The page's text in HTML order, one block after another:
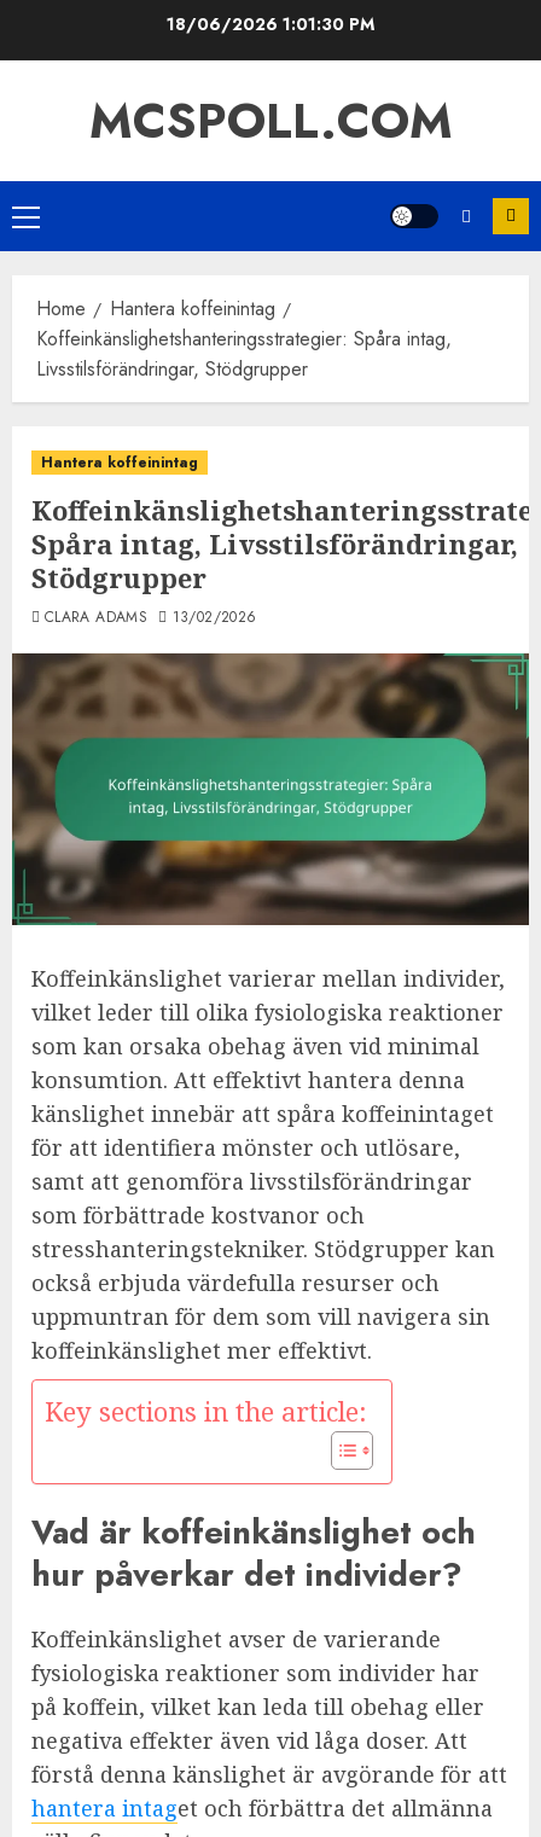
18/06/20261:01:32 PM
MCSPOLL.COM
Primary
Menu
Home
Hantera koffeinintag
Koffeinkänslighetshanteringsstrategier: Spåra intag,
Livsstilsförändringar, Stödgrupper
Hantera koffeinintag
Spåra intag, Livsstilsförändringar,
Stödgrupper
CLARA ADAMS 13/02/2026
Koffeinkänslighet varierar mellan individer,
vilket leder till olika fysiologiska reaktioner
som kan orsaka obehag även vid minimal
konsumtion. Att effektivt hantera denna
känslighet innebär att spåra koffeinintaget
för att identifiera mönster och utlösare,
samt att genomföra livsstilsförändringar
som förbättrade kostvanor och
stresshanteringstekniker. Stödgrupper kan
också erbjuda värdefulla resurser och
uppmuntran för dem som vill navigera sin
koffeinkänslighet mer effektivt.
Key sections in the article:
Vad är koffeinkänslighet och
hur påverkar det individer?
Koffeinkänslighet avser de varierande
fysiologiska reaktioner som individer har
på koffein, vilket kan leda till obehag eller
negativa effekter även vid låga doser. Att
förstå denna känslighet är avgörande för att
hantera intaget och förbättra det allmänna